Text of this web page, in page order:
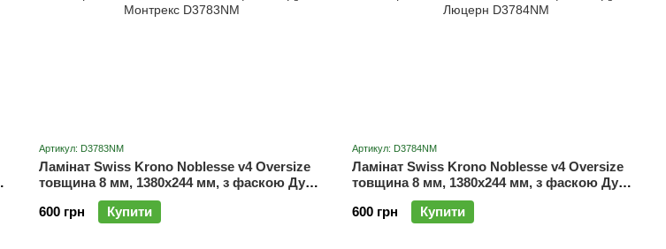
Артикул: D3783NM
Ламінат Swiss Krono Noblesse v4 Oversize
товщина 8 мм, 1380x244 мм, з фаскою Дуб
Монтрекс D3783NM
600 грн
Купити
Артикул: D3784NM
Ламінат Swiss Krono Noblesse v4 Oversize
товщина 8 мм, 1380x244 мм, з фаскою Дуб
Люцерн D3784NM
600 грн
Купити